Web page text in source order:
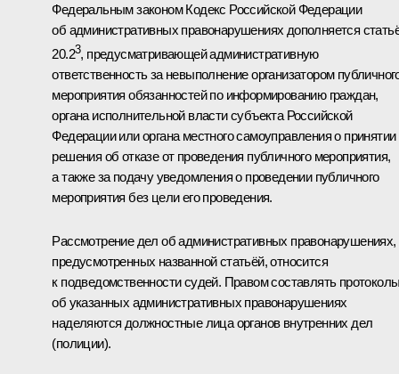
Федеральным законом Кодекс Российской Федерации
об административных правонарушениях дополняется
20.23, предусматривающей административную
ответственность за невыполнение организатором
мероприятия обязанностей по информированию граждан,
органа исполнительной власти субъекта Российской
Федерации или органа местного самоуправления о принятии
решения об отказе от проведения публичного мероприятия,
а также за подачу уведомления о проведении публичного
мероприятия без цели его проведения.
Рассмотрение дел об административных правонарушениях,
предусмотренных названной статьёй, относится
к подведомственности судей. Правом составлять
об указанных административных правонарушениях
наделяются должностные лица органов внутренних дел
(полиции).